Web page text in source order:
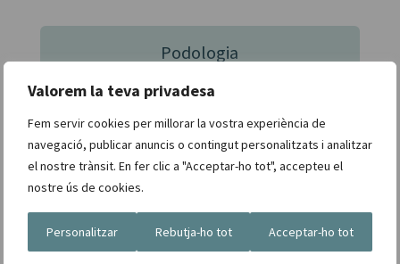
Valorem la teva privadesa
Fem servir cookies per millorar la vostra experiència de
navegació, publicar anuncis o contingut personalitzats i analitzar
el nostre trànsit. En fer clic a "Acceptar-ho tot", accepteu el
nostre ús de cookies.
Personalitzar Rebutja-ho tot Acceptar-ho tot
Podologia
Altres serveis
La resta de serveis amb descomptes especials
estaran subjectes a la taula vigent de pacient
privat.